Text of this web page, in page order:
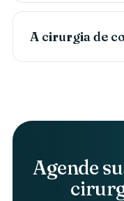
A cirurgia de
Agende